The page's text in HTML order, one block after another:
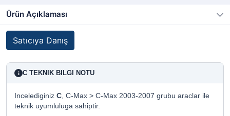
Ürün Açıklaması
Satıcıya Danış
i C TEKNIK BILGI NOTU
Incelediginiz C, C-Max > C-Max 2003-2007 grubu araclar ile
teknik uyumluluga sahiptir.